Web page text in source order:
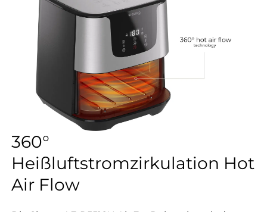
360°
Heißluftstromzirkulation Hot
Air Flow